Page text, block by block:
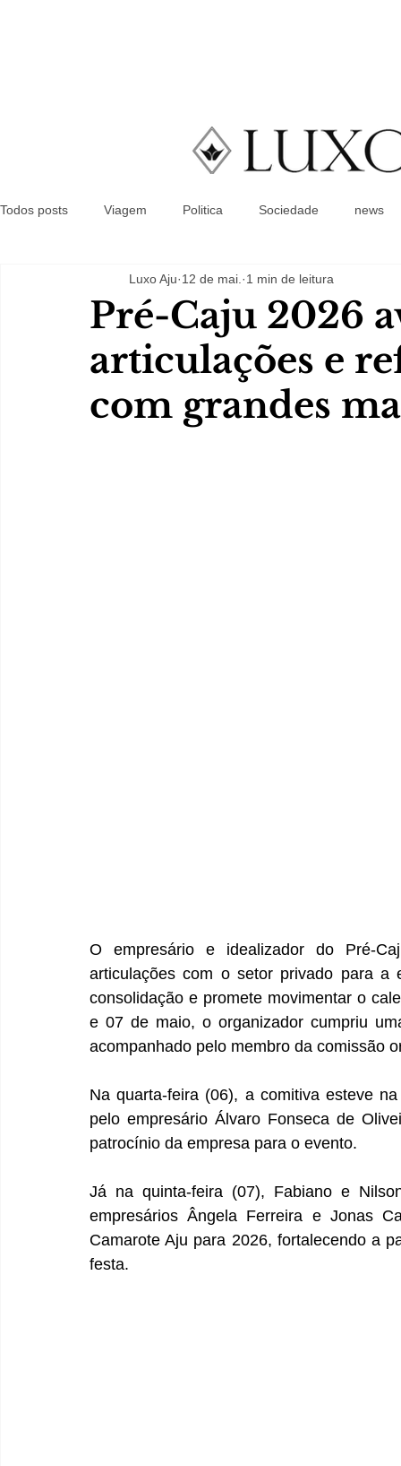
Todos posts Viagem Politica Sociedade news
Pré-Caju 2026
articulações e
com grandes
Luxo Aju 12 de mai. 1 min de leitura
O empresário e idealizador do Pré-
articulações com o setor privado para
consolidação e promete movimentar o
e 07 de maio, o organizador cumpriu
acompanhado pelo membro da comissão
Na quarta-feira (06), a comitiva esteve
pelo empresário Álvaro Fonseca de
patrocínio da empresa para o evento.
Já na quinta-feira (07), Fabiano e
empresários Ângela Ferreira e Jonas
Camarote Aju para 2026, fortalecendo a
festa.